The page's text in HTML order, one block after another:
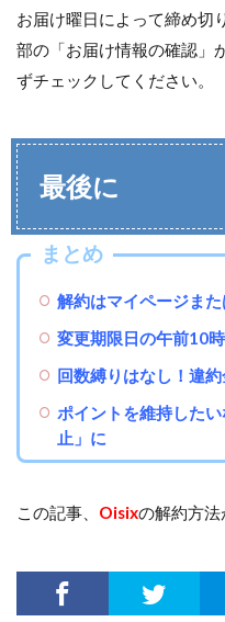
お届け曜日によって締め切
部の「お届け情報の確認」
ずチェックしてください。
最後に
まとめ
解約はマイページま
変更期限日の午前10
回数縛りはなし！違
ポイントを維持した
止」に
この記事、 Oisixの解約方法